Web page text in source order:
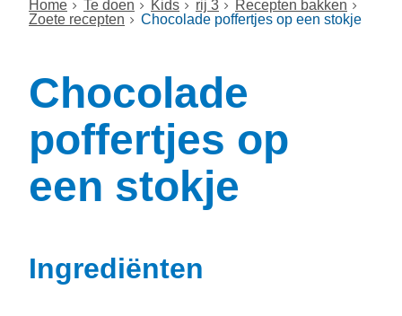
Home Te doen Kids rij 3
Recepten bakken
Zoete recepten
Chocolade poffertjes op een stokje
Chocolade
poffertjes op
een stokje
Ingrediënten